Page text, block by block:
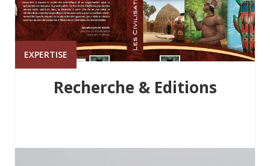
EXPERTISE
Recherche & Editions